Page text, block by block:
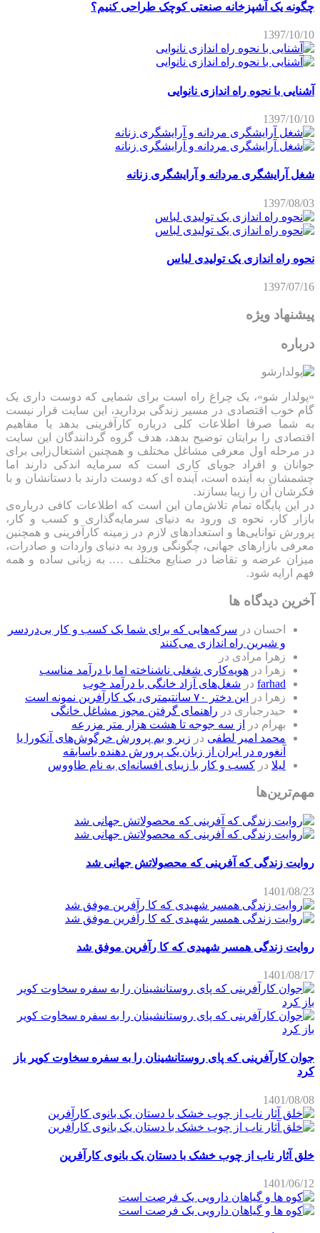
چگونه یک آشپزخانه صنعتی کوچک طراحی کنیم؟
1397/10/10
آشنایی با نحوه راه اندازی نانوایی
1397/10/10
شغل آرایشگری مردانه و آرایشگری زنانه
1397/08/03
نحوه راه اندازی یک تولیدی لباس
1397/07/16
پیشنهاد ویژه
درباره
«پولدار شو»، یک چراغ راه است برای شمایی که دوست داری یک
گام خوب اقتصادی در مسیر زندگی بردارید، این سایت قرار نیست
به شما صرفا اطلاعات کلی درباره کارآفرینی بدهد یا مفاهیم
اقتصادی را برایتان توضیح بدهد، هدف گروه گردانندگان این سایت
در مرحله اول معرفی مشاغل مختلف و همچنین اشتغال‌زایی برای
جوانان و افراد جویای کاری است که سرمایه اندکی دارند اما
چشمشان به آینده است، آینده ای که دوست دارند با دستانشان و با
فکرشان آن را زیبا بسازند.
در این پایگاه تمام تلاش‌مان این است که ‌اطلاعات کافی درباره‌ی
بازار کار، نحوه ی ورود به دنیای سرمایه‌گذاری و کسب و کار،
پرورش توانایی‌ها و استعدادهای لازم در زمینه کارآفرینی و همچنین
معرفی بازارهای جهانی، چگونگی ورود به دنیای واردات و صادرات،
میزان عرضه و تقاضا در صنایع مختلف …. به زبانی ساده و همه
فهم ارایه شود.
آخرین دیدگاه ها
احسان در سرکه‌هایی که برای شما یک کسب و کار بی‌دردسر
و شیرین راه اندازی می‌کنند
زهرا مرادی در
زهرا
در هویه‌کاری شغلی ناشناخته اما با درآمد مناسب
farhad در شغل‌های آزاد خانگی با درآمد خوب
زهرا
در
این دختر ۷۰ سانتیمتری، یک کارآفرین نمونه است
حیدرجباری در راهنمای گرفتن مجوز مشاغل خانگی
بهرام در
از سه جوجه تا هشت هزار متر مزرعه
محمد امیر لطفی در زیر و بم پرورش خرگوش‌های آنکورا یا
آنغوره در ایران از زبان یک پرورش دهنده باسابقه
لیلا در کسب و کار با زیبای افسانه‌ای به نام طاووس
مهم‌ترین‌ها
روایت زندگی که آفرینی که محصولاتش جهانی شد
1401/08/23
روایت زندگی همسر شهیدی که کا رآفرین موفق شد
1401/08/17
جوان کارآفرینی که پای روستانشینان را به سفره سخاوت کویر باز
کرد
1401/08/08
خلق آثار ناب از چوب خشک با دستان یک بانوی کارآفرین
1401/06/12